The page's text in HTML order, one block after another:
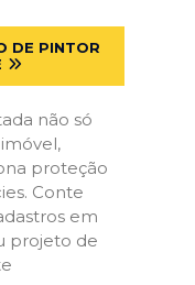
DE PINTOR
não só
proteção
Conte
em
projeto de